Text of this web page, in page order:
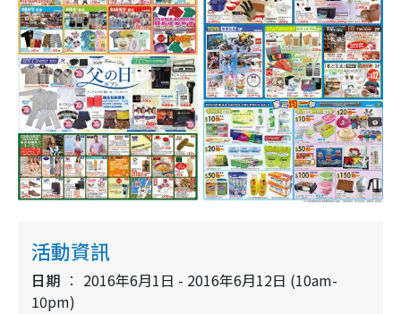
活動資訊
日期
2016年6月1日 - 2016年6月12日 (10am-
10pm)